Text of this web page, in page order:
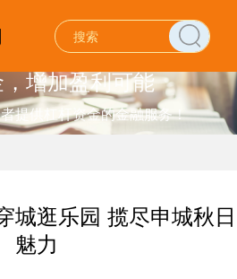
增加盈利可能
提供杠杆资金的金融服务！
城逛乐园 揽尽申城秋日
魅力